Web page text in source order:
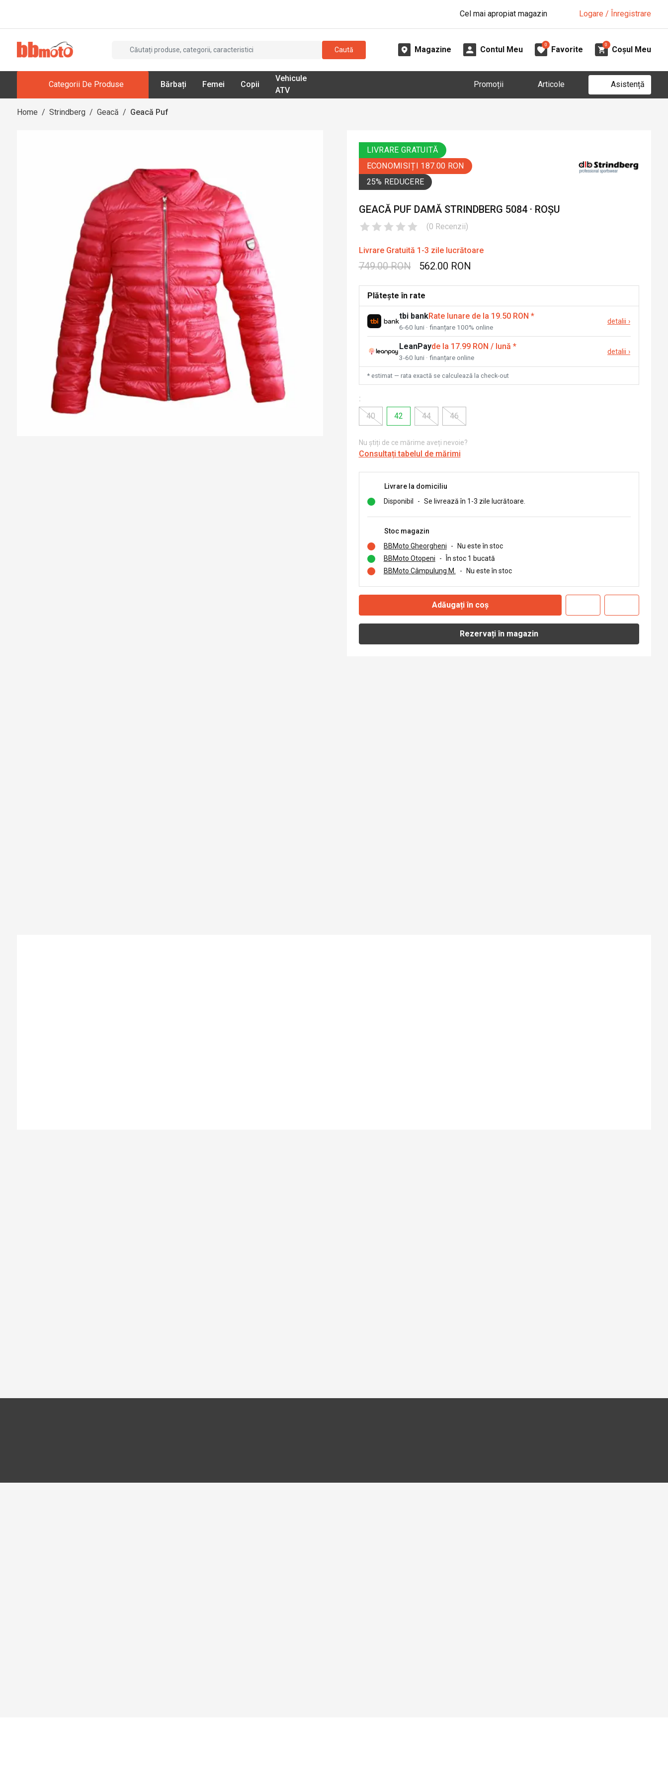
Cel mai apropiat magazin Logare / Înregistrare
Caută Magazine Contul Meu
0
Favorite
0
Coșul Meu
Categorii De Produse Bărbați Femei Copii
Vehicule
ATV
Promoții Articole Asistență
Home / Strindberg / Geacă / Geacă Puf
LIVRARE GRATUITĂ
ECONOMISIȚI 187.00 RON
25% REDUCERE
GEACĂ PUF DAMĂ STRINDBERG 5084 · ROȘU
(0 Recenzii)
Livrare Gratuită 1-3 zile lucrătoare
749.00 RON 562.00 RON
Plătește în rate
tbi bankRate lunare de la 19.50 RON *
6-60 luni · finanțare 100% online
detalii ›
LeanPayde la 17.99 RON / lună *
3-60 luni · finanțare online
detalii ›
* estimat — rata exactă se calculează la check-out
:
40
42 44 46
Nu știți de ce mărime aveți nevoie?
Consultați tabelul de mărimi
Livrare la domiciliu
Disponibil
- Se livrează în 1-3 zile lucrătoare.
Stoc magazin
BBMoto Gheorgheni
-
Nu este în stoc
BBMoto Otopeni
-
În stoc 1 bucată
BBMoto Câmpulung M.
- Nu este în stoc
Adăugați în coș
Rezervați în magazin